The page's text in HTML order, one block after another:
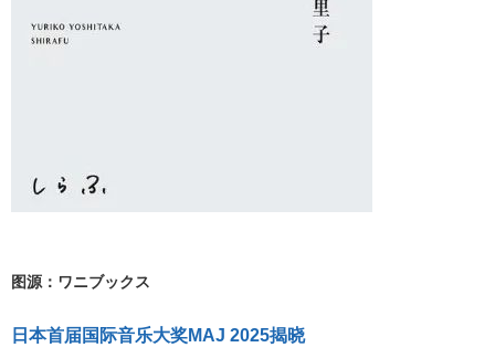
图源：ワニブックス
日本首届国际音乐大奖MAJ 2025揭晓